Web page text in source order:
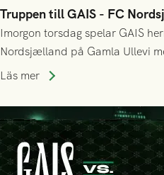
Truppen till GAIS - FC
Imorgon torsdag spelar GAIS
Nordsjælland på Gamla Ullevi
Holmberg och ledarstaben har
Läs mer